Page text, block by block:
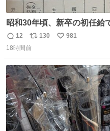
昭和30年頃、新卒の初任給
返
信
12
リ
ポ
ト
数
130
い
数
981
18時間前